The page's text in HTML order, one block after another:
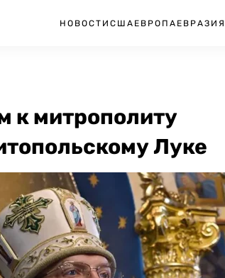
НОВОСТИ США ЕВРОПА ЕВРАЗИЯ
к митрополиту
Луке